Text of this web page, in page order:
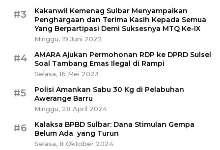
#3
Kakanwil Kemenag Sulbar Menyampaikan
Penghargaan dan Terima Kasih Kepada Semua
Yang Berpartipasi Demi Suksesnya MTQ Ke-IX
Minggu, 19 Juni 2022
#4
AMARA Ajukan Permohonan RDP ke DPRD Sulsel
Soal Tambang Emas Ilegal di Rampi
Selasa, 16 Mei 2023
#5
Polisi Amankan Sabu 30 Kg di Pelabuhan
Awerange Barru
Minggu, 28 April 2024
#6
Kalaksa BPBD Sulbar: Dana Stimulan Gempa
Belum Ada yang Turun
Selasa, 8 Oktober 2024